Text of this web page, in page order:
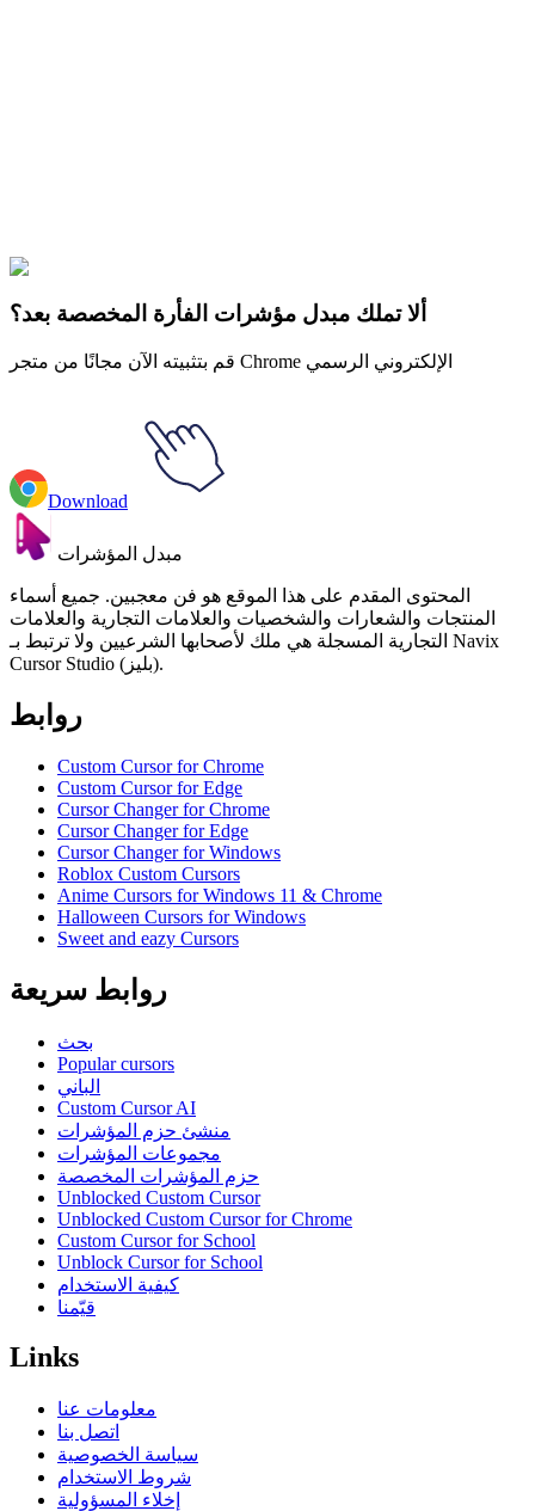
🚀 For Browser
ألا تملك مبدل مؤشرات الفأرة المخصصة بعد؟
قم بتثبيته الآن مجانًا من متجر Chrome الإلكتروني الرسمي
Download
مبدل المؤشرات
المحتوى المقدم على هذا الموقع هو فن معجبين. جميع أسماء
المنتجات والشعارات والشخصيات والعلامات التجارية والعلامات
التجارية المسجلة هي ملك لأصحابها الشرعيين ولا ترتبط بـ Navix
Cursor Studio (بليز).
روابط
Custom Cursor for Chrome
Custom Cursor for Edge
Cursor Changer for Chrome
Cursor Changer for Edge
Cursor Changer for Windows
Roblox Custom Cursors
Anime Cursors for Windows 11 & Chrome
Halloween Cursors for Windows
Sweet and eazy Cursors
روابط سريعة
بحث
Popular cursors
الباني
Custom Cursor AI
منشئ حزم المؤشرات
مجموعات المؤشرات
حزم المؤشرات المخصصة
Unblocked Custom Cursor
Unblocked Custom Cursor for Chrome
Custom Cursor for School
Unblock Cursor for School
كيفية الاستخدام
قيّمنا
Links
معلومات عنا
اتصل بنا
سياسة الخصوصية
شروط الاستخدام
إخلاء المسؤولية